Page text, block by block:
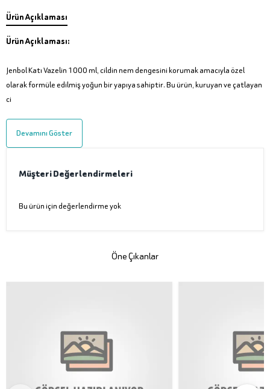
Ürün Açıklaması
Ürün Açıklaması:
Jenbol Katı Vazelin 1000 ml, cildin nem dengesini korumak amacıyla özel
olarak formüle edilmiş yoğun bir yapıya sahiptir. Bu ürün, kuruyan ve çatlayan
ci
Devamını Göster
Müşteri Değerlendirmeleri
Bu ürün için değerlendirme yok
Öne Çıkanlar